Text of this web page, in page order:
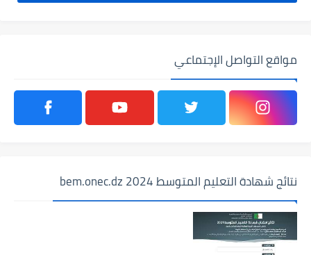
مواقع التواصل الإجتماعي
نتائج شهادة التعليم المتوسط 2024 bem.onec.dz